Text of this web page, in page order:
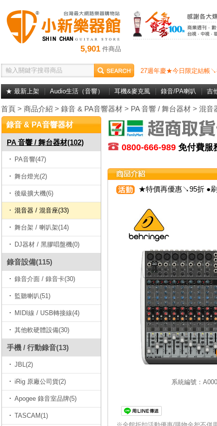
5,901 件商品
27週年慶★今日限定結帳
★ 最新上架 Audio生活（音響） 耳機&麥克風 錄音/PA喇叭 吉
首頁 > 商品介紹 > 錄音 & PA音響器材 > PA 音響 / 舞台器材 > 混音
錄音 & PA音響器材
PA 音響 / 舞台器材(102)
PA音響(47)
舞台燈光(2)
後級擴大機(6)
混音器 / 混音座(33)
舞台架 / 喇叭架(14)
DJ器材 / 黑膠唱盤機(0)
錄音設備(115)
錄音介面 / 錄音卡(30)
監聽喇叭(51)
MIDI線 / USB轉接線(4)
其他軟硬體設備(30)
手機 / 行動錄音(13)
JBL(2)
iRig 原廠公司貨(2)
Apogee 錄音室品牌(5)
TASCAM(1)
0800-666-989 免付費
★特價再優惠↘95折 ●
系統編號：